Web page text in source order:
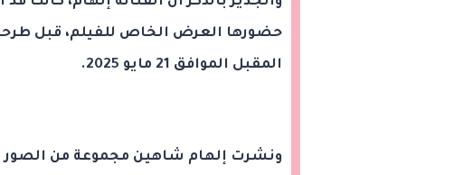
حضورها العرض الخاص للفيلم، قبل طرحه
المقبل الموافق 21 مايو 2025.
ونشرت إلهام شاهين مجموعة من